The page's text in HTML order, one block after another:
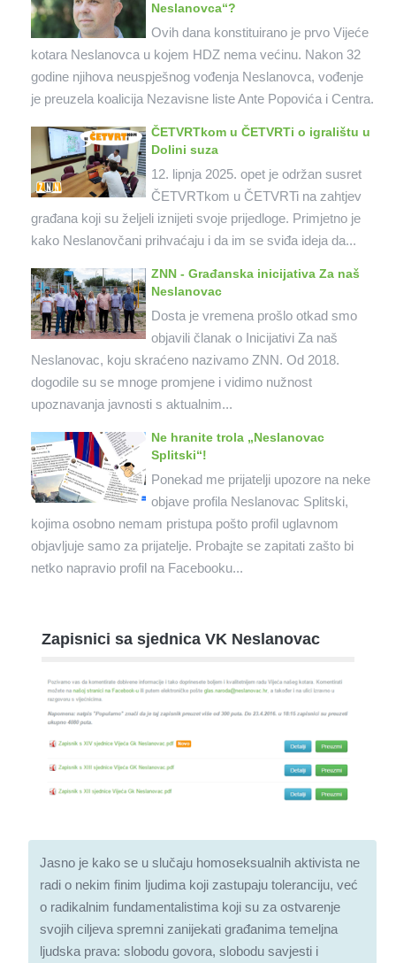
Neslanovca“?
Ovih dana konstituirano je prvo Vijeće
kotara Neslanovca u kojem HDZ nema većinu. Nakon 32
godine njihova neuspješnog vođenja Neslanovca, vođenje
je preuzela koalicija Nezavisne liste Ante Popovića i Centra.
ČETVRTkom u ČETVRTi o igralištu u
Dolini suza
12. lipnja 2025. opet je održan susret
ČETVRTkom u ČETVRTi na zahtjev
građana koji su željeli iznijeti svoje prijedloge. Primjetno je
kako Neslanovčani prihvaćaju i da im se sviđa ideja da...
ZNN - Građanska inicijativa Za naš
Neslanovac
Dosta je vremena prošlo otkad smo
objavili članak o Inicijativi Za naš
Neslanovac, koju skraćeno nazivamo ZNN. Od 2018.
dogodile su se mnoge promjene i vidimo nužnost
upoznavanja javnosti s aktualnim...
Ne hranite trola „Neslanovac
Splitski“!
Ponekad me prijatelji upozore na neke
objave profila Neslanovac Splitski,
kojima osobno nemam pristupa pošto profil uglavnom
objavljuje samo za prijatelje. Probajte se zapitati zašto bi
netko napravio profil na Facebooku...
Zapisnici sa sjednica VK Neslanovac
Jasno je kako se u slučaju homoseksualnih aktivista ne
radi o nekim finim ljudima koji zastupaju toleranciju, već
o radikalnim fundamentalistima koji su za ostvarenje
svojih ciljeva spremni zanijekati građanima temeljna
ljudska prava: slobodu govora, slobodu savjesti i